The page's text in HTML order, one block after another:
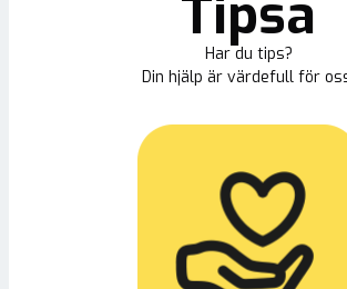
Tipsa
Har du tips?
Din hjälp är värdefull för